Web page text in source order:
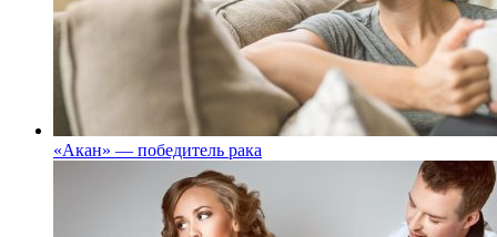
«Акан» — победитель рака